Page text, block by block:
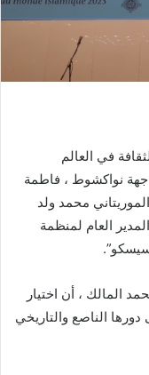
في العالم
رئيسة جهة نواكشوط ، فاطمة
محمد ولد
العام لمنظمة
المالك ، أن اختيار
الناصع والتاريخي